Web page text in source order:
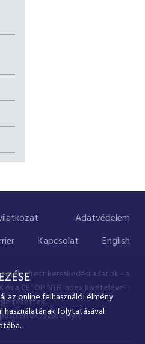
Adatvédelem
Kapcsolat English
kereskedési adatok - a
és a CETOP NTR index kivételével -
Értéktőzsde Nyrt.
az online felhasználói élmény
használatának folytatásával